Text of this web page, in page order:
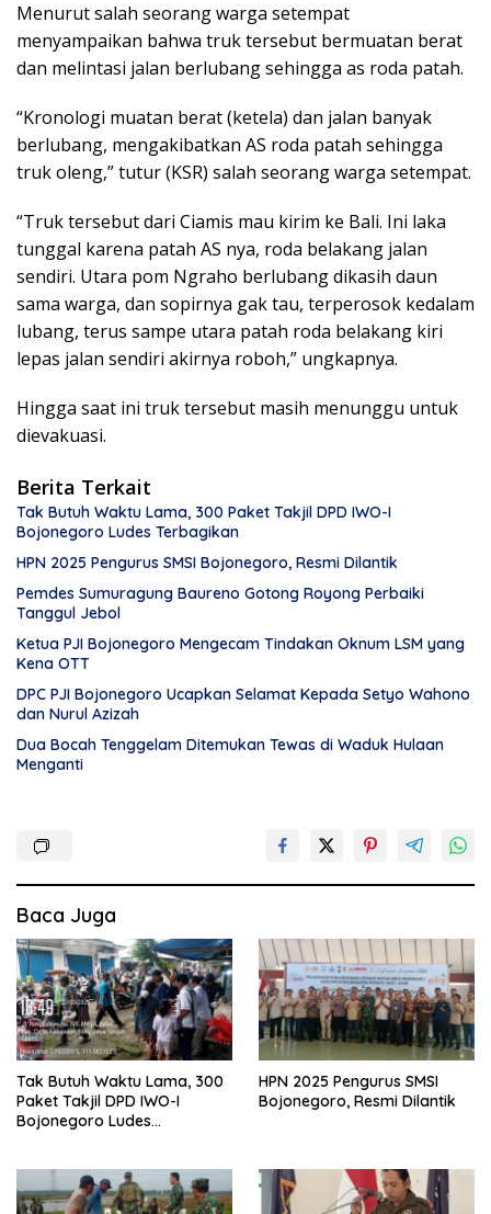
Menurut salah seorang warga setempat
menyampaikan bahwa truk tersebut bermuatan berat
dan melintasi jalan berlubang sehingga as roda patah.
“Kronologi muatan berat (ketela) dan jalan banyak
berlubang, mengakibatkan AS roda patah sehingga
truk oleng,” tutur (KSR) salah seorang warga setempat.
“Truk tersebut dari Ciamis mau kirim ke Bali. Ini laka
tunggal karena patah AS nya, roda belakang jalan
sendiri. Utara pom Ngraho berlubang dikasih daun
sama warga, dan sopirnya gak tau, terperosok kedalam
lubang, terus sampe utara patah roda belakang kiri
lepas jalan sendiri akirnya roboh,” ungkapnya.
Hingga saat ini truk tersebut masih menunggu untuk
dievakuasi.
Berita Terkait
Tak Butuh Waktu Lama, 300 Paket Takjil DPD IWO-I
Bojonegoro Ludes Terbagikan
HPN 2025 Pengurus SMSI Bojonegoro, Resmi Dilantik
Pemdes Sumuragung Baureno Gotong Royong Perbaiki
Tanggul Jebol
Ketua PJI Bojonegoro Mengecam Tindakan Oknum LSM yang
Kena OTT
DPC PJI Bojonegoro Ucapkan Selamat Kepada Setyo Wahono
dan Nurul Azizah
Dua Bocah Tenggelam Ditemukan Tewas di Waduk Hulaan
Menganti
Baca Juga
Tak Butuh Waktu Lama, 300
Paket Takjil DPD IWO-I
Bojonegoro Ludes
HPN 2025 Pengurus SMSI
Bojonegoro, Resmi Dilantik